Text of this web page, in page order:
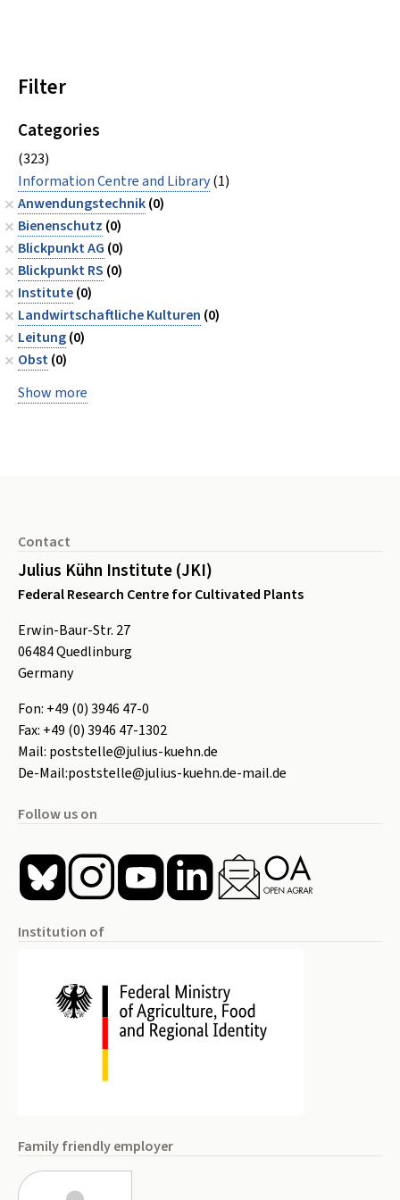
Filter
Categories
(323)
Information Centre and Library(1)
Anwendungstechnik(0)
Bienenschutz (0)
Blickpunkt AG (0)
Blickpunkt RS (0)
Institute(0)
Landwirtschaftliche Kulturen (0)
Leitung(0)
Obst(0)
Show more
Contact
Julius Kühn Institute (JKI)
Federal Research Centre for Cultivated Plants
Erwin-Baur-Str. 27
06484Quedlinburg
Germany
Fon: +49 (0) 3946 47-0
Fax: +49 (0) 3946 47-1302
Mail: poststelle@julius-kuehn.de
De-Mail:poststelle@julius-kuehn.de-mail.de
Follow us on
Institution of
Family friendly employer